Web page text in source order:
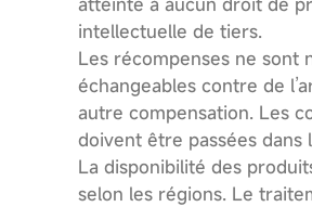
intellectuelle de tiers.
Les récompenses ne sont
échangeables contre de
autre compensation. Les
doivent être passées dans
La disponibilité des
selon les régions. Le